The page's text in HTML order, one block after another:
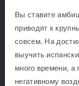
Вы ставите
приводят к
совсем. На
выучить
много времени, а
негативному